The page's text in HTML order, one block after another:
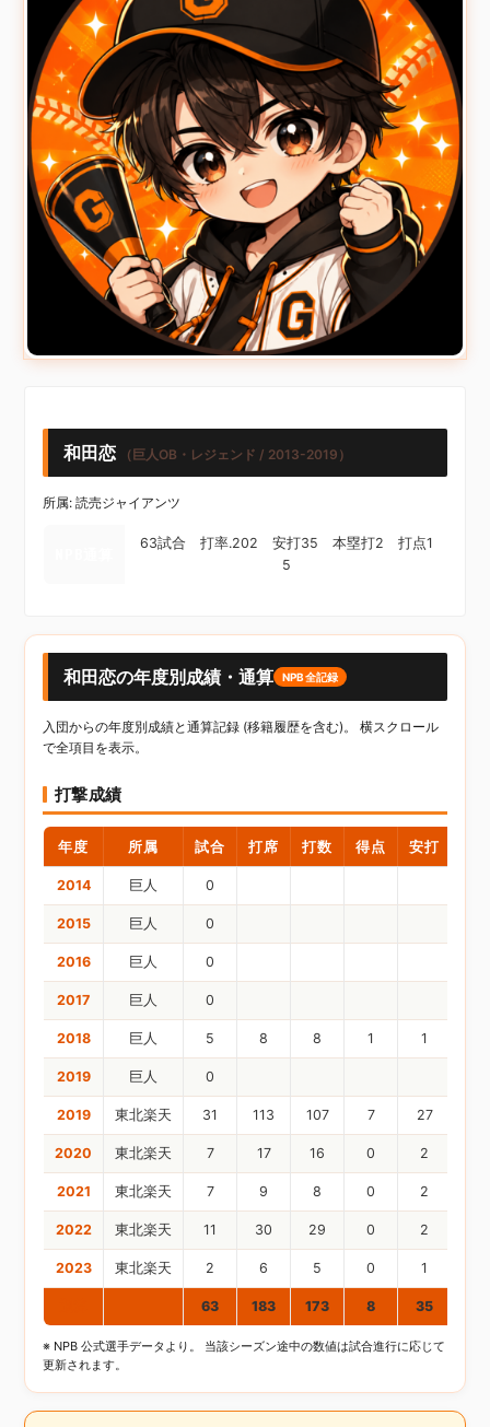
和田恋 （巨人OB・レジェンド / 2013-2019）
所属: 読売ジャイアンツ
63試合 打率.202 安打35 本塁打2 打点1
5
和田恋の年度別成績・通算 NPB全記録
入団からの年度別成績と通算記録 (移籍履歴を含む)。 横スクロール
で全項目を表示。
打撃成績
年度 所属 試合 打席 打数 得点 安打
2014 巨人 0
2015 巨人 0
2016 巨人 0
2017 巨人 0
2018 巨人 5 8 8 1 1
2019 巨人 0
2019 東北楽天 31 113 107 7 27
2020 東北楽天 7 17 16 0 2
2021 東北楽天 7 9 8 0 2
2022 東北楽天 11 30 29 0 2
2023 東北楽天 2 6 5 0 1
63 183 173 8 35
※ NPB 公式選手データより。 当該シーズン途中の数値は試合進行に応じて
更新されます。